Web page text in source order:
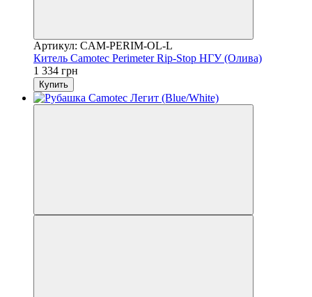
Артикул: CAM-PERIM-OL-L
Китель Camotec Perimeter Rip-Stop НГУ (Олива)
1 334 грн
Купить